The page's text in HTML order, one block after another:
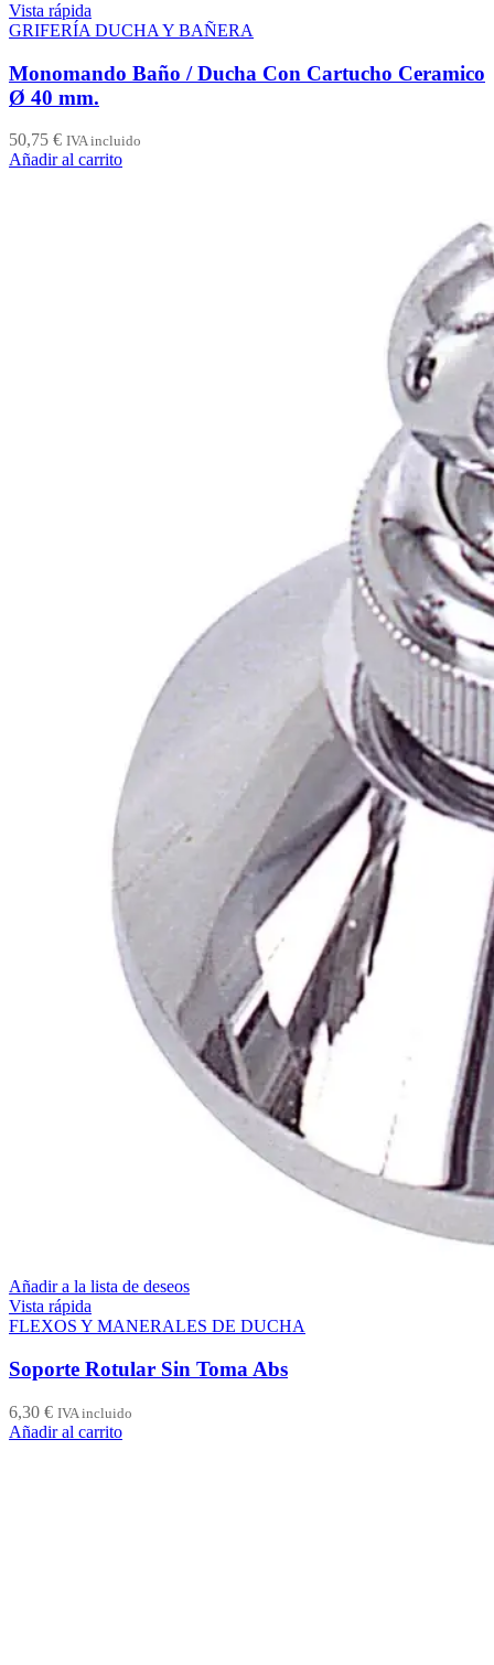
Vista rápida
GRIFERÍA DUCHA Y BAÑERA
Monomando Baño / Ducha Con Cartucho Ceramico
Ø 40 mm.
50,75 € IVA incluido
Añadir al carrito
Añadir a la lista de deseos
Vista rápida
FLEXOS Y MANERALES DE DUCHA
Soporte Rotular Sin Toma Abs
6,30 € IVA incluido
Añadir al carrito